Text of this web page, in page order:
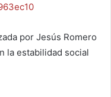
por Jesús Romero
la estabilidad social